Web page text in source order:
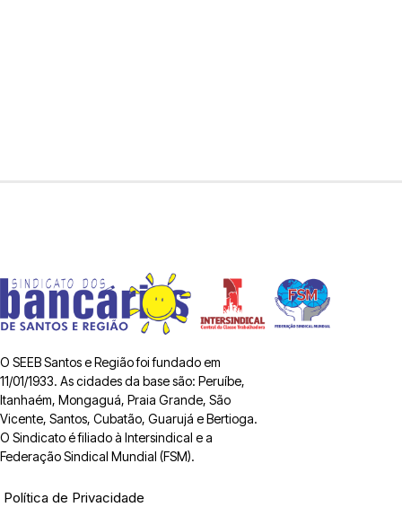
O SEEB Santos e Região foi fundado em
11/01/1933. As cidades da base são: Peruíbe,
Itanhaém, Mongaguá, Praia Grande, São
Vicente, Santos, Cubatão, Guarujá e Bertioga.
O Sindicato é filiado à Intersindical e a
Federação Sindical Mundial (FSM).
Política de Privacidade